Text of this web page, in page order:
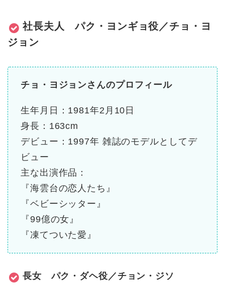
社長夫人 パク・ヨンギョ役／チョ・ヨ
ジョン
チョ・ヨジョンさんのプロフィール
生年月日：1981年2月10日
身長：163cm
デビュー：1997年 雑誌のモデルとしてデ
ビュー
主な出演作品：
『海雲台の恋人たち』
『ベビーシッター』
『99億の女』
『凍てついた愛』
長女 パク・ダヘ役／チョン・ジソ